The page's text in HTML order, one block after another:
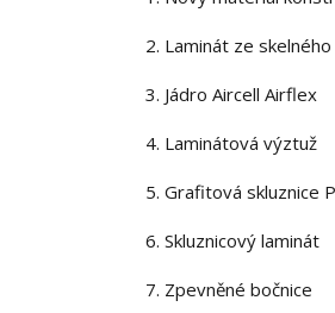
2. Laminát ze skelného
3. Jádro Aircell Airflex
4. Laminátová výztuž
5. Grafitová skluznice
6. Skluznicový laminát
7. Zpevněné bočnice